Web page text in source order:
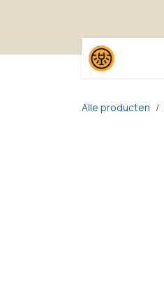
Alle producten